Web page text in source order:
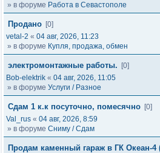
» в форуме Работа в Севастополе
Продано [0]
vetal-2 « 04 авг, 2026, 11:23
» в форуме Купля, продажа, обмен
электромонтажные работы.
[0]
Bob-elektrik « 04 авг, 2026, 11:05
» в форуме Услуги / Разное
Сдам 1 к.к посуточно, помесячно [0]
Val_rus « 04 авг, 2026, 8:59
» в форуме Сниму / Сдам
Продам каменный гараж в ГК Океан-4